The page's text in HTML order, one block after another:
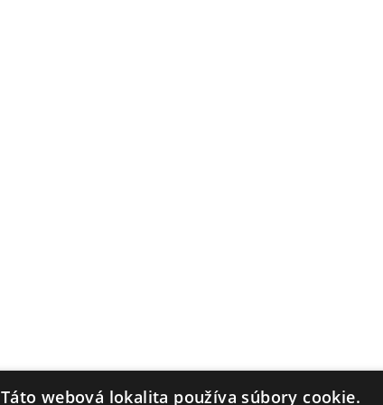
Táto webová lokalita používa súbory cookie.